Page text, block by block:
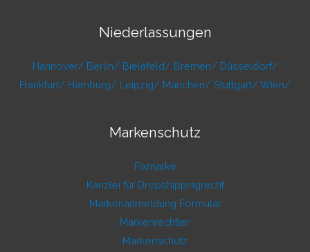
Niederlassungen
Hannover/ Berlin/ Bielefeld/ Bremen/ Düsseldorf/
Frankfurt/ Hamburg/ Leipzig/ München/ Stuttgart/ Wien/
Markenschutz
Fixmarke
Kanzlei für Dropshippingrecht
Markenanmeldung Formular
Markenrechtler
Markenschutz